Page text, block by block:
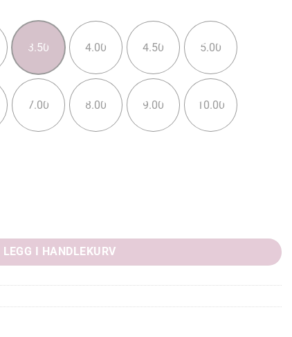
3.50 4.00 4.50 5.00
7.00 8.00 9.00 10.00
LEGG I HANDLEKURV